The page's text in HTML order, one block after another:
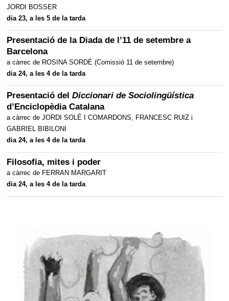
JORDI BOSSER
dia 23, a les 5 de la tarda
Presentació de la Diada de l’11 de setembre a
Barcelona
a càrrec de ROSINA SORDÉ (Comissió 11 de setembre)
dia 24, a les 4 de la tarda
Presentació del Diccionari de Sociolingüística
d’Enciclopèdia Catalana
a càrrec de JORDI SOLÉ I COMARDONS, FRANCESC RUIZ i
GABRIEL BIBILONI
dia 24, a les 4 de la tarda
Filosofia, mites i poder
a càrrec de FERRAN MARGARIT
dia 24, a les 4 de la tarda